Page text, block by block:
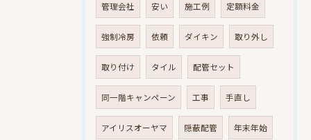
管理会社 安い 施工例 定額料金
強制冷房 依頼 ダイキン 取り外し
取り付け タイル 配管セット
同一階キャンペーン 工事 手直し
アイリスオーヤマ 隠蔽配管 年末年始